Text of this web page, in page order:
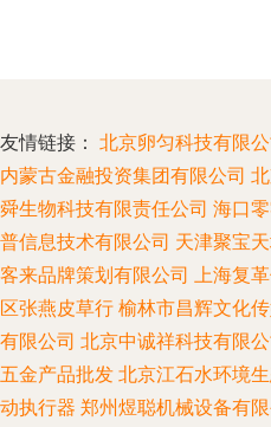
友情链接： 北京卵匀科技有限
内蒙古金融投资集团有限公司
舜生物科技有限责任公司 海口
普信息技术有限公司 天津聚宝
客来品牌策划有限公司 上海复
区张燕皮草行 榆林市昌辉文化
有限公司 北京中诚祥科技有限
五金产品批发 北京江石水环境
动执行器 郑州煜聪机械设备有